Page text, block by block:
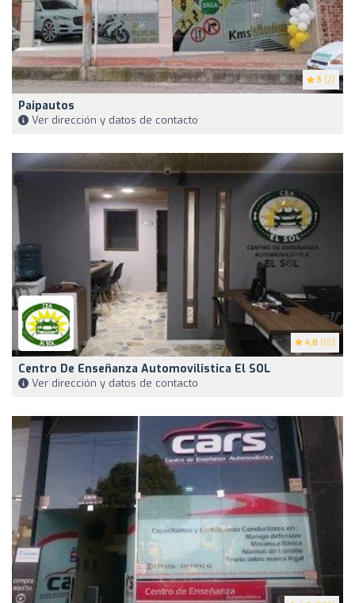
5 (2)
Paipautos
Ver dirección y datos de contacto
4.8 (15)
Centro De Enseñanza Automovilistica El SOL
Ver dirección y datos de contacto